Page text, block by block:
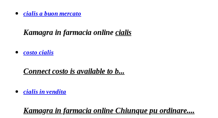
cialis a buon mercato
Kamagra in farmacia online cialis
costo cialis
Connectcosto is available to b...
cialis in vendita
Kamagra in farmacia online Chiunque pu ordinare....